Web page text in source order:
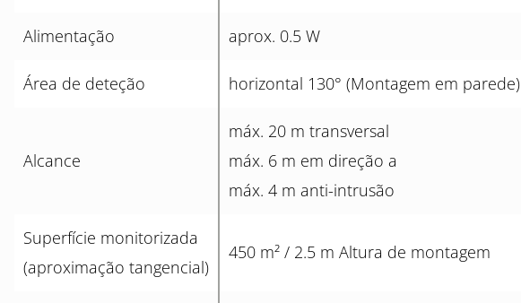
Alimentação aprox. 0.5 W
Área de deteção horizontal 130° (Montagem em parede)
Alcance
máx. 20 m transversal
máx. 6 m em direção a
máx. 4 m anti-intrusão
Superfície monitorizada
(aproximação tangencial)
450 m² / 2.5 m Altura de montagem